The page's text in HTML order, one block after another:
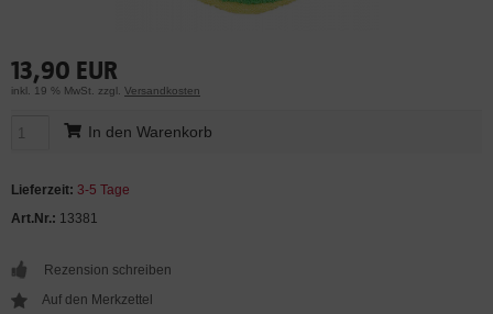
13,90 EUR
inkl. 19 % MwSt. zzgl. Versandkosten
In den Warenkorb
Lieferzeit: 3-5 Tage
Art.Nr.: 13381
Rezension schreiben